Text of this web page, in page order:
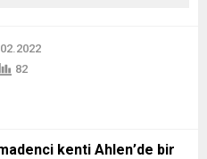
82
kenti Ahlen’de bir